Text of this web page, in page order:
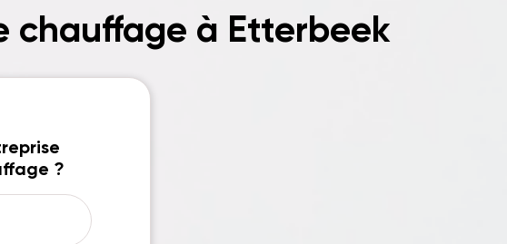
chauffage à Etterbeek
?